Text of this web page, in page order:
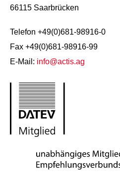
66115 Saarbrücken
Telefon +49(0)681-98916-0
Fax +49(0)681-98916-99
E-Mail: info@actis.ag